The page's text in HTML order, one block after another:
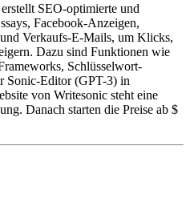
SEO-optimierte und
Facebook-Anzeigen,
Verkaufs-E-Mails, um Klicks,
Dazu sind Funktionen wie
Schlüsselwort-
Sonic-Editor (GPT-3) in
von Writesonic steht eine
Danach starten die Preise ab $